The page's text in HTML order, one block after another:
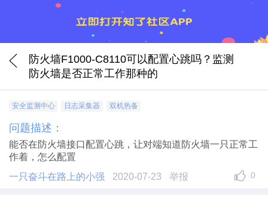
防火墙F1000-C8110可以配置心跳吗？监测
防火墙是否正常工作那种的
安全监测中心 日志采集器 双机热备
问题描述：
能否在防火墙接口配置心跳，让对端知道防火墙一只正常工
作着，怎么配置
一只奋斗在路上的小强
2020-07-23 举报 0